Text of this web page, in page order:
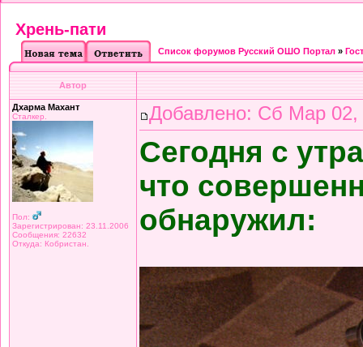
Хрень-пати
Список форумов Русский ОШО Портал »
Автор
Дхарма Махант
Сталкер.
Пол:
Зарегистрирован: 23.11.2006
Сообщения: 22632
Откуда: Кобристан.
Добавлено: Сб Мар 02,
Сегодня с
что
обнаружил: